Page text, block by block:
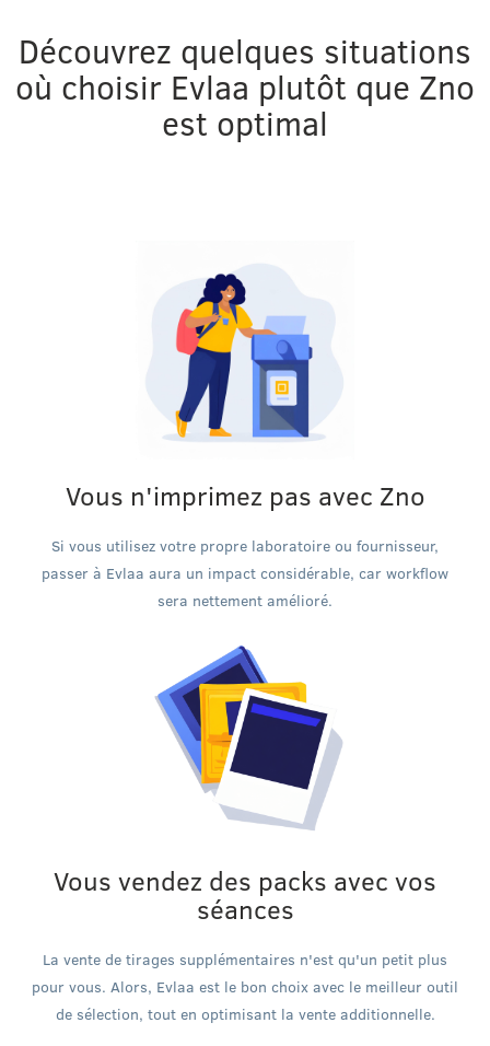
Découvrez quelques situations
où choisir Evlaa plutôt que Zno
est optimal
Vous n'imprimez pas avec Zno
Si vous utilisez votre propre laboratoire ou fournisseur,
passer à Evlaa aura un impact considérable, car workflow
sera nettement amélioré.
Vous vendez des packs avec vos
séances
La vente de tirages supplémentaires n'est qu'un petit plus
pour vous. Alors, Evlaa est le bon choix avec le meilleur outil
de sélection, tout en optimisant la vente additionnelle.